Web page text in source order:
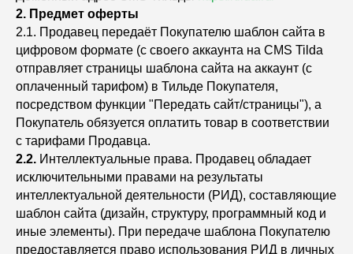
2. Предмет оферты
2.1. Продавец передаёт Покупателю шаблон сайта в
цифровом формате (с своего аккаунта на CMS Tilda
отправляет страницы шаблона сайта на аккаунт (с
оплаченный тарифом) в Тильде Покупателя,
посредством функции "Передать сайт/страницы"), а
Покупатель обязуется оплатить товар в соответствии
с тарифами Продавца.
2.2. Интеллектуальные права. Продавец обладает
исключительными правами на результаты
интеллектуальной деятельности (РИД), составляющие
шаблон сайта (дизайн, структуру, программный код и
иные элементы). При передаче шаблона Покупателю
предоставляется право использования РИД в личных